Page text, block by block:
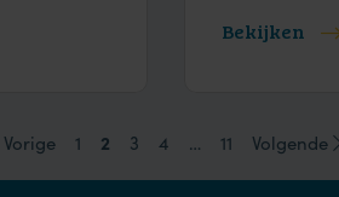
Bekijken
Vorige 1 2 3 4 … 11 Volgende